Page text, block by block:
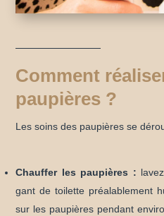
Comment
paupières ?
Les soins des paupières se
Chauffer les paupières : l
gant de toilette préalablement
sur les paupières pendant